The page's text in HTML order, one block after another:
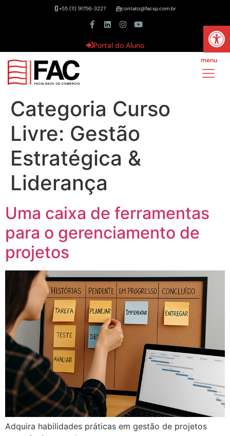
Abrir
+55 (11) 91756-3227 contato@facsp.com.br
Portal do Aluno
menu
Categoria Curso
Livre: Gestão
Estratégica &
Liderança
Uma caixa de ferramentas
para o gerenciamento de
projetos
Adquira habilidades práticas em gestão de projetos